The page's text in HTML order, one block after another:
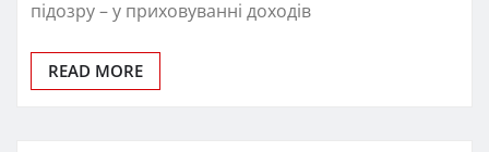
підозру – у приховуванні доходів
READ MORE